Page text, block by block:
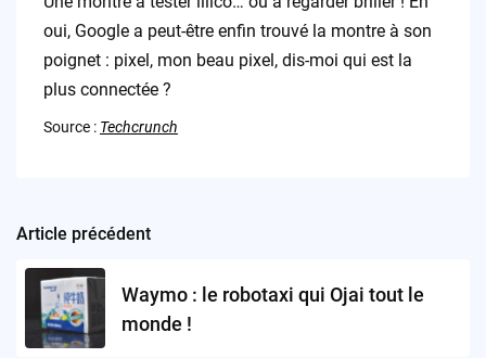
oui, Google a peut-être enfin trouvé la montre à son
poignet : pixel, mon beau pixel, dis-moi qui est la
plus connectée ?
Source : Techcrunch
Post
navigation
Article précédent
Waymo : le robotaxi qui Ojai tout le
monde !